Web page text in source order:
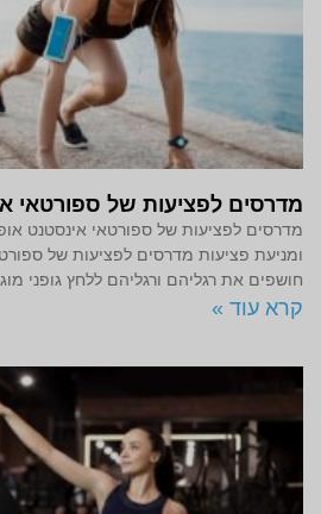
מדרסים לפציעות של ספורטאי
מדרסים לפציעות של ספורטאי אינסטנט
ומניעת פציעות מדרסים לפציעות של
חושפים את רגליהם ורגליהם ללחץ גופני
קרא עוד »